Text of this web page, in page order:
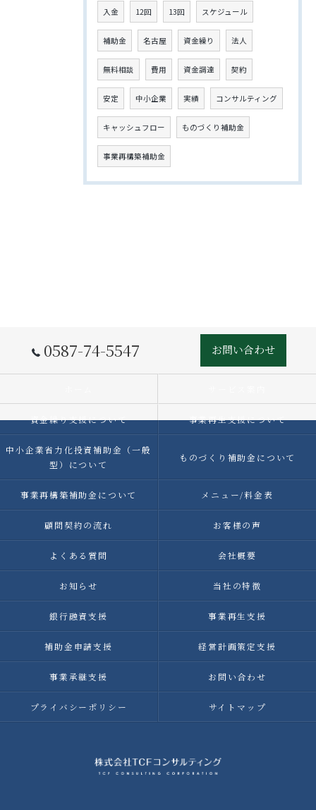
入金 12回 13回 スケジュール
補助金 名古屋 資金繰り 法人
無料相談 費用 資金調達 契約
安定 中小企業 実績 コンサルティング
キャッシュフロー ものづくり補助金
事業再構築補助金
0587-74-5547 お問い合わせ
資金繰り支援について 事業再生支援について
中小企業省力化投資補助金（一般
型）について
ものづくり補助金について
事業再構築補助金について メニュー/料金表
顧問契約の流れ お客様の声
よくある質問 会社概要
お知らせ 当社の特徴
銀行融資支援 事業再生支援
補助金申請支援 経営計画策定支援
事業承継支援 お問い合わせ
プライバシーポリシー サイトマップ